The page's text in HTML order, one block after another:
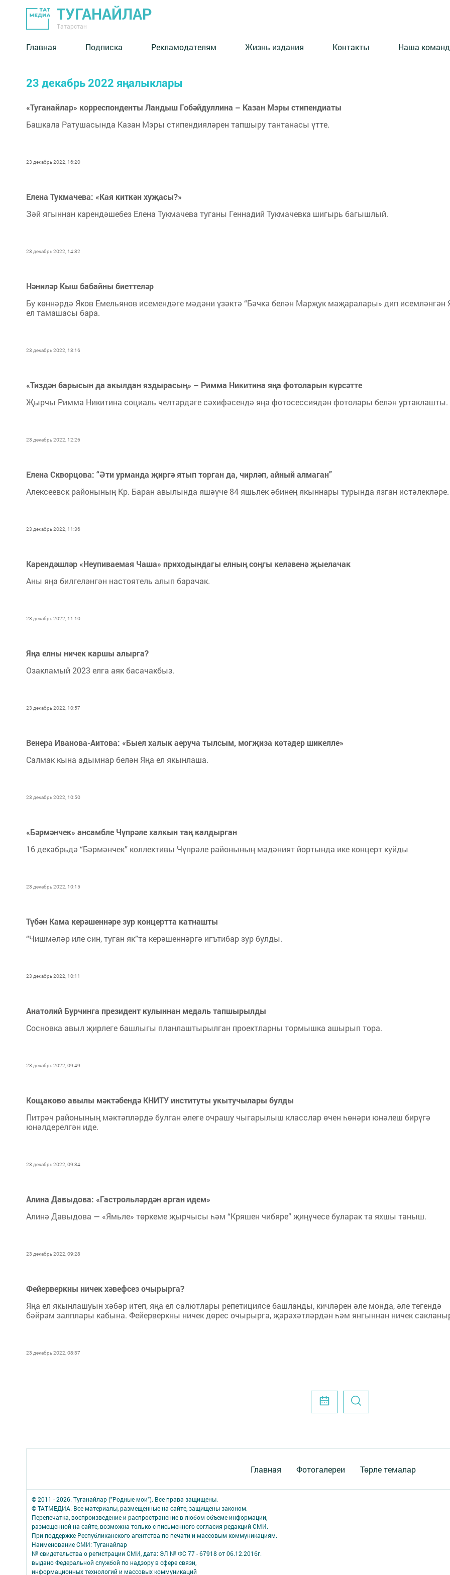
ТУГАНАЙЛАР
Татарстан
Главная Подписка Рекламодателям Жизнь издания Контакты Наша
23 декабрь 2022 яңалыклары
«Туганайлар» корреспонденты Ландыш Гобәйдуллина – Казан Мэры стипендиаты
Башкала Ратушасында Казан Мэры стипендияләрен тапшыру тантанасы үтте.
23 декабрь 2022, 16:20
Елена Тукмачева: «Кая киткән хуҗасы?»
Зәй ягыннан карендәшебез Елена Тукмачева туганы Геннадий Тукмачевка шигырь багышлый.
23 декабрь 2022, 14:32
Нәниләр Кыш бабайны биеттеләр
Бу көннәрдә Яков Емельянов исемендәге мәдәни үзәктә “Бәчкә белән Марҗук маҗаралары» дип исемләнгән
ел тамашасы бара.
23 декабрь 2022, 13:16
«Тиздән барысын да акылдан яздырасың» – Римма Никитина яңа фотоларын күрсәтте
Җырчы Римма Никитина социаль челтәрдәге сәхифәсендә яңа фотосессиядән фотолары белән уртаклашты.
23 декабрь 2022, 12:26
Елена Скворцова: “Әти урманда җиргә ятып торган да, чирләп, айный алмаган”
Алексеевск районының Кр. Баран авылында яшәүче 84 яшьлек әбинең якыннары турында язган истәлекләре.
23 декабрь 2022, 11:36
Карендәшләр «Неупиваемая Чаша» приходындагы елның соңгы келәвенә җыелачак
Аны яңа билгеләнгән настоятель алып барачак.
23 декабрь 2022, 11:10
Яңа елны ничек каршы алырга?
Озакламый 2023 елга аяк басачакбыз.
23 декабрь 2022, 10:57
Венера Иванова-Аитова: «Быел халык аеруча тылсым, могҗиза көтәдер шикелле»
Салмак кына адымнар белән Яңа ел якынлаша.
23 декабрь 2022, 10:50
«Бәрмәнчек» ансамбле Чүпрәле халкын таң калдырган
16 декабрьдә “Бәрмәнчек” коллективы Чүпрәле районының мәдәният йортында ике концерт куйды
23 декабрь 2022, 10:15
Түбән Кама керәшеннәре зур концертта катнашты
“Чишмәләр иле син, туган як”та керәшеннәргә игътибар зур булды.
23 декабрь 2022, 10:11
Анатолий Бурчинга президент кулыннан медаль тапшырылды
Сосновка авыл җирлеге башлыгы планлаштырылган проектларны тормышка ашырып тора.
23 декабрь 2022, 09:49
Кощаково авылы мәктәбендә КНИТУ институты укытучылары булды
Питрәч районының мәктәпләрдә булган әлеге очрашу чыгарылыш класслар өчен һөнәри юнәлеш бирүгә
юнәлдерелгән иде.
23 декабрь 2022, 09:34
Алина Давыдова: «Гастрольләрдән арган идем»
Алинә Давыдова — «Ямьле» төркеме җырчысы һәм “Кряшен чибяре” җиңүчесе буларак та яхшы таныш.
23 декабрь 2022, 09:28
Фейерверкны ничек хәвефсез очырырга?
Яңа ел якынлашуын хәбәр итеп, яңа ел салютлары репетициясе башланды, кичләрен әле монда, әле тегендә
бәйрәм залплары кабына. Фейерверкны ничек дөрес очырырга, җәрәхәтләрдән һәм янгыннан ничек
23 декабрь 2022, 08:37
Главная Фотогалереи Төрле темалар
© 2011 - 2026. Туганайлар ("Родные мои"). Все права защищены.
© ТАТМЕДИА. Все материалы, размещенные на сайте, защищены законом.
Перепечатка, воспроизведение и распространение в любом объеме информации,
размещенной на сайте, возможна только с письменного согласия редакций СМИ.
При поддержке Республиканского агентства по печати и массовым коммуникациям.
Наименование СМИ: Туганайлар
№ свидетельства о регистрации СМИ, дата: ЭЛ № ФС 77 - 67918 от 06.12.2016г.
выдано Федеральной службой по надзору в сфере связи,
информационных технологий и массовых коммуникаций